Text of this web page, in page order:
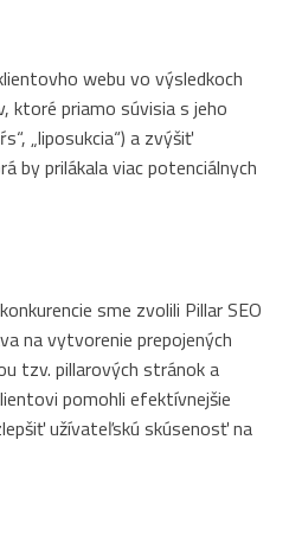
webu vo výsledkoch
ktoré priamo súvisia s jeho
„liposukcia“) a zvýšiť
by prilákala viac potenciálnych
sme zvolili Pillar SEO
na vytvorenie prepojených
tzv. pillarových stránok a
pomohli efektívnejšie
užívateľskú skúsenosť na